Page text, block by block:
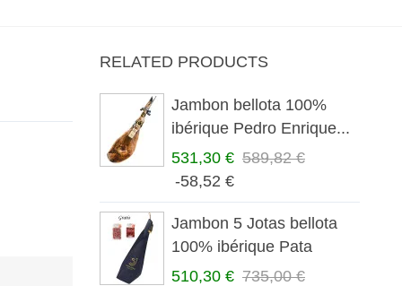
RELATED PRODUCTS
Jambon bellota 100%
ibérique Pedro Enrique...
531,30 € 589,82 €
-58,52 €
Jambon 5 Jotas bellota
100% ibérique Pata
Negra
510,30 € 735,00 €